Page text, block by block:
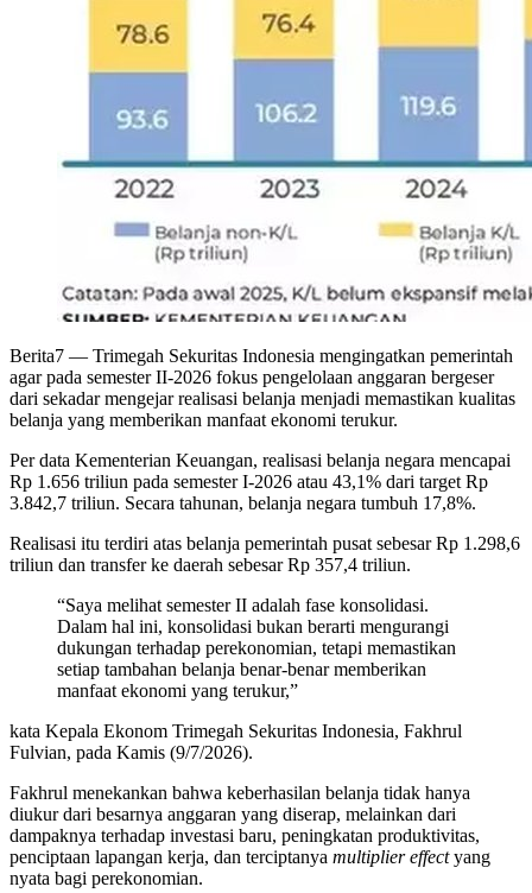
Berita7 — Trimegah Sekuritas Indonesia mengingatkan pemerintah
agar pada semester II-2026 fokus pengelolaan anggaran bergeser
dari sekadar mengejar realisasi belanja menjadi memastikan kualitas
belanja yang memberikan manfaat ekonomi terukur.
Per data Kementerian Keuangan, realisasi belanja negara mencapai
Rp 1.656 triliun pada semester I-2026 atau 43,1% dari target Rp
3.842,7 triliun. Secara tahunan, belanja negara tumbuh 17,8%.
Realisasi itu terdiri atas belanja pemerintah pusat sebesar Rp 1.298,6
triliun dan transfer ke daerah sebesar Rp 357,4 triliun.
“Saya melihat semester II adalah fase konsolidasi.
Dalam hal ini, konsolidasi bukan berarti mengurangi
dukungan terhadap perekonomian, tetapi memastikan
setiap tambahan belanja benar-benar memberikan
manfaat ekonomi yang terukur,”
kata Kepala Ekonom Trimegah Sekuritas Indonesia, Fakhrul
Fulvian, pada Kamis (9/7/2026).
Fakhrul menekankan bahwa keberhasilan belanja tidak hanya
diukur dari besarnya anggaran yang diserap, melainkan dari
dampaknya terhadap investasi baru, peningkatan produktivitas,
penciptaan lapangan kerja, dan terciptanya multiplier effectyang
nyata bagi perekonomian.